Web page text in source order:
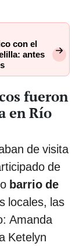
con el
antes
fueron
en Río
de visita
de
barrio de
locales, las
Amanda
Ketelyn